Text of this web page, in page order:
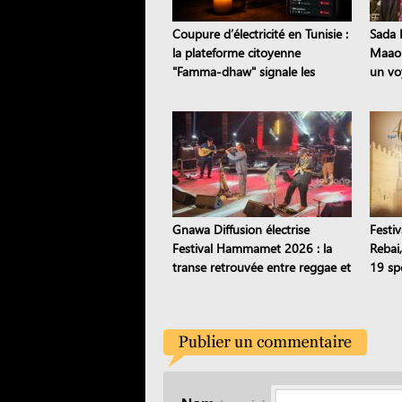
Coupure d’électricité en Tunisie :
la plateforme citoyenne
"Famma-dhaw" signale les
Sada
un
Gnawa Diffusion électrise
Festival Hammamet 2026 : la
transe retrouvée entre reggae et
19